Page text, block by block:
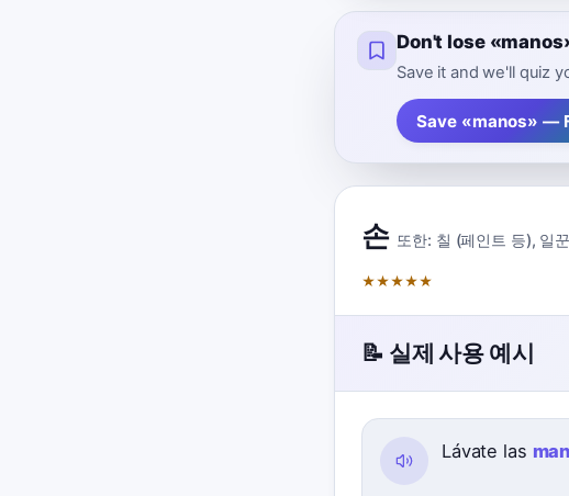
Don't lose
Save it and we'll quiz
Save «manos» —
손 또한: 칠 (페인트 등), 일꾼
★★★★★
📝 실제 사용 예시
Lávate las